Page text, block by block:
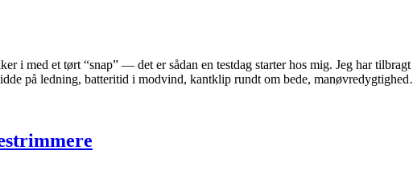
i med et tørt “snap” — det er sådan en testdag starter hos mig. Jeg har
på ledning, batteritid i modvind, kantklip rundt om bede,